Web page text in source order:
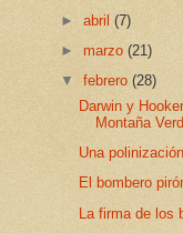
►abril(7)
► marzo(21)
▼febrero(28)
Darwin y
Montaña
Una
El bombero
La firma de los